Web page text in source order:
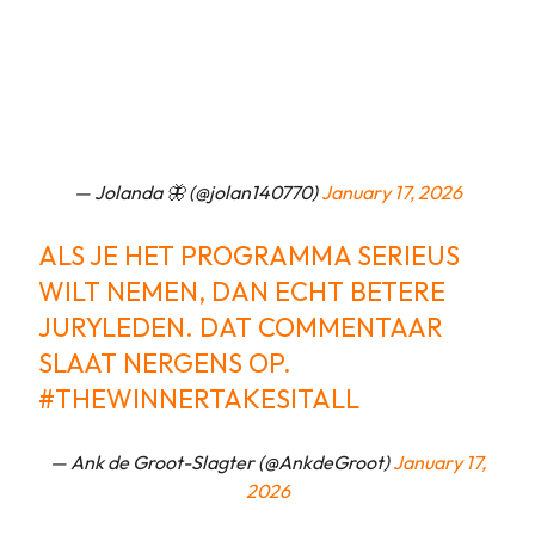
— Jolanda 🦋 (@jolan140770)January 17, 2026
ALS JE HET PROGRAMMA SERIEUS
WILT NEMEN, DAN ECHT BETERE
JURYLEDEN. DAT COMMENTAAR
SLAAT NERGENS OP.
#THEWINNERTAKESITALL
— Ank de Groot-Slagter (@AnkdeGroot)January 17,
2026